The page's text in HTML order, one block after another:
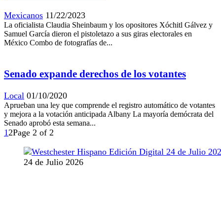
Mexicanos 11/22/2023
La oficialista Claudia Sheinbaum y los opositores Xóchitl Gálvez y
Samuel García dieron el pistoletazo a sus giras electorales en
México Combo de fotografías de...
Senado expande derechos de los votantes
Local 01/10/2020
Aprueban una ley que comprende el registro automático de votantes
y mejora a la votación anticipada Albany La mayoría demócrata del
Senado aprobó esta semana...
1 2Page 2 of 2
24 de Julio 2026